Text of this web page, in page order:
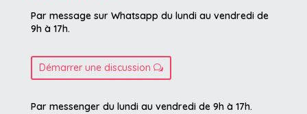
Par message sur Whatsapp du lundi au vendredi de
9h à 17h.
Démarrer une discussion
Par messenger du lundi au vendredi de 9h à 17h.